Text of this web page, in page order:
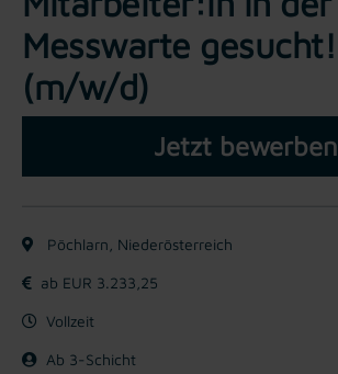
Messwarte gesucht!
(m/w/d)
Jetzt bewerben
Pöchlarn, Niederösterreich
ab EUR 3.233,25
Vollzeit
Ab 3-Schicht